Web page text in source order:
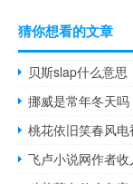
猜你想看的文章
贝斯slap什么意思
挪威是常年冬天吗
桃花依旧笑春风电
飞卢小说网作者收